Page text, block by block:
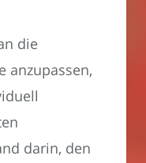
die
anzupassen,
darin, den